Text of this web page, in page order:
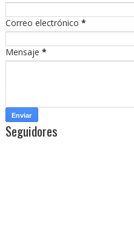
Correo electrónico *
Mensaje *
Seguidores